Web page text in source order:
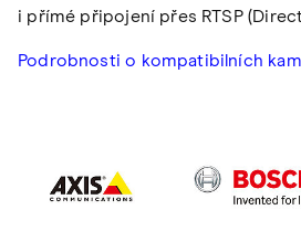
i přímé připojení přes RTSP (Direct
Podrobnosti o kompatibilních